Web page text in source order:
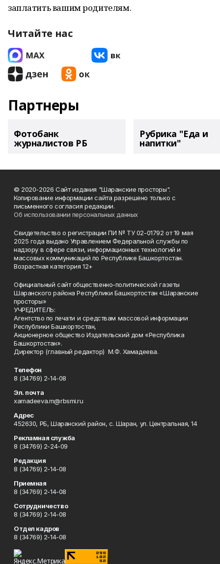
заплатить вашим родителям.
Читайте нас
Партнеры
Фотобанк
журналистов РБ
Рубрика "Еда и
напитки"
© 2020-2026 Сайт издания "Шаранские просторы".
Копирование информации сайта разрешено только с
письменного согласия редакции.
Об использовании персональных данных
Свидетельство о регистрации ПИ № ТУ 02-01792 от 19 мая
2025 года выдано Управлением Федеральной службы по
надзору в сфере связи, информационных технологий и
массовых коммуникаций по Республике Башкортостан.
Возрастная категория 12+
Официальный сайт общественно-политической газеты
Шаранского района Республики Башкортостан «Шаранские
просторы»
УЧРЕДИТЕЛЬ:
Агентство по печати и средствам массовой информации
Республики Башкортостан,
Акционерное общество Издательский дом «Республика
Башкортостан».
Директор (главный редактор) М.Ф. Хамадеева.
Телефон
8 (34769) 2-14-08
Эл. почта
xamadeeva.m@rbsmi.ru
Адрес
452630, РБ, Шаранский район, с. Шаран, ул. Центральная, 14
Рекламная служба
8 (34769) 2-24-09
Редакция
8 (34769) 2-14-08
Приемная
8 (34769) 2-14-08
Сотрудничество
8 (34769) 2-14-08
Отдел кадров
8 (34769) 2-14-08